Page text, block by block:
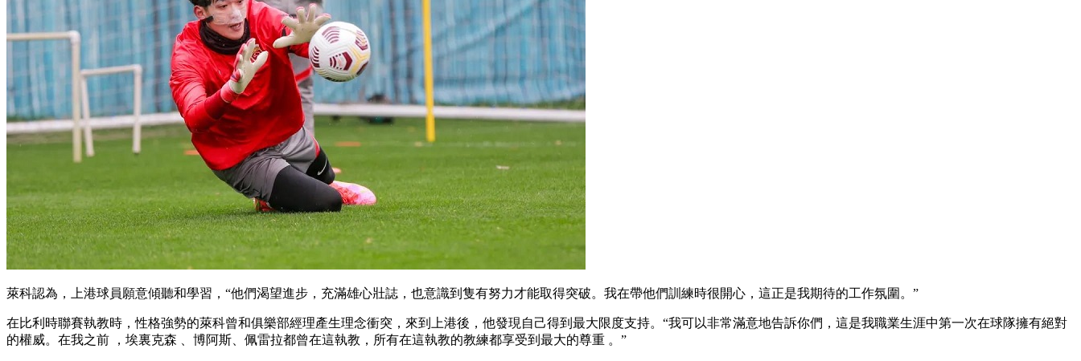
萊科認為 ，上港球員願意傾聽和學習 ，“他們渴望進步，充滿雄心壯誌，也意識到隻有努力才能取得突破 。我在帶他們訓練時很開心，這正是我期待的工作氛圍 。”
在比利時聯賽執教時，性格強勢的萊科曾和俱樂部經理產生理念衝突，來到上港後，他發現自己得到最大限度支持。“我可以非常滿意地告訴你們，這是我職業生涯中第一次在球隊擁有絕對
的權威。在我之前 ，埃裏克森  、博阿斯、佩雷拉都曾在這執教 ，所有在這執教的教練都享受到最大的尊重 。”